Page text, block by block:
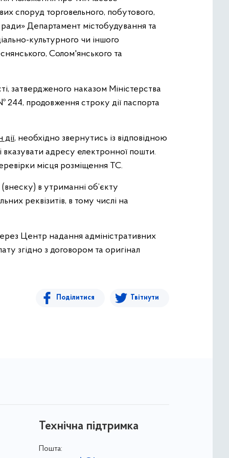
споруд торговельного, побутового,
ради» Департамент містобудування та
культурного чи іншого
Солом'янського та
затвердженого наказом Міністерства
244, продовження строку дії паспорта
дії, необхідно звернутись із відповідною
вказувати адресу електронної пошти.
місця розміщення ТС.
в утриманні об’єкту
реквізитів, в тому числі на
Центр надання адміністративних
згідно з договором та оригінал
Поділитися Твітнути
Технічна підтримка
Пошта: